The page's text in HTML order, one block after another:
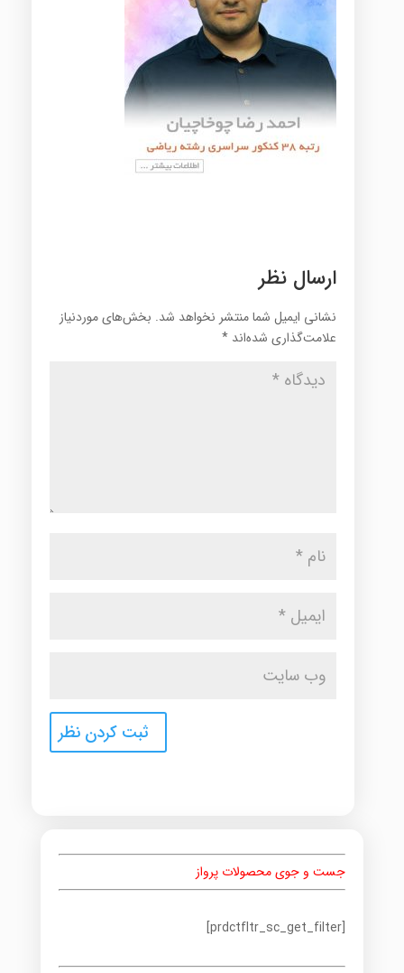
ارسال نظر
نشانی ایمیل شما منتشر نخواهد شد. بخش‌های موردنیاز
علامت‌گذاری شده‌اند *
جست و جوی محصولات پرواز
[prdctfltr_sc_get_filter]